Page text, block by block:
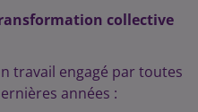
collective
travail engagé par toutes
années :